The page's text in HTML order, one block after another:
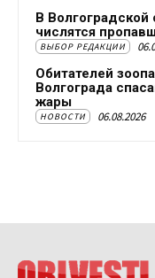
В Волгоградской
числятся
ВЫБОР РЕДАКЦИИ
Обитателей
Волгограда
жары
НОВОСТИ 06.08.2026